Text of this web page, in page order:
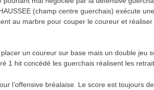
(champ centre guerchais) exécute une
au marbre pour couper le coureur et réaliser
un coureur sur base mais un double jeu
1 hit concédé les guerchais réalisent les
l’offensive bréalaise. Le score est toujours